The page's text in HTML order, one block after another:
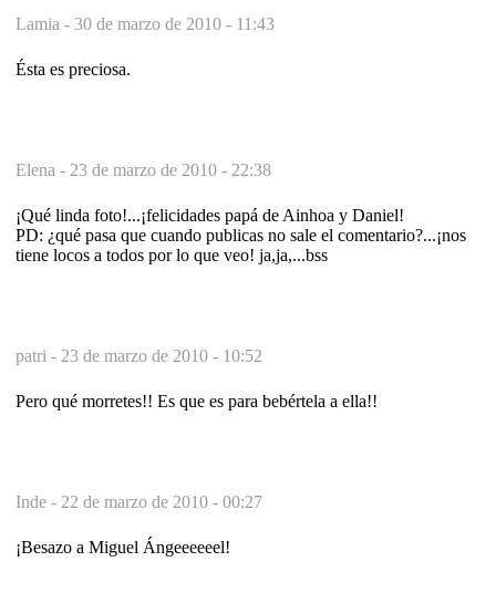
Lamia - 30 de marzo de 2010 - 11:43
Ésta es preciosa.
Elena - 23 de marzo de 2010 - 22:38
¡Qué linda foto!...¡felicidades papá de Ainhoa y Daniel!
PD: ¿qué pasa que cuando publicas no sale el comentario?...¡nos
tiene locos a todos por lo que veo! ja,ja,...bss
patri - 23 de marzo de 2010 - 10:52
Pero qué morretes!! Es que es para bebértela a ella!!
Inde - 22 de marzo de 2010 - 00:27
¡Besazo a Miguel Ángeeeeeel!